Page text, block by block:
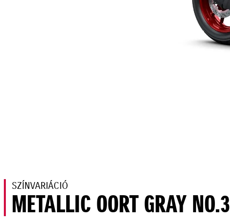
SZÍNVARIÁCIÓ
METALLIC OORT GRAY NO.3